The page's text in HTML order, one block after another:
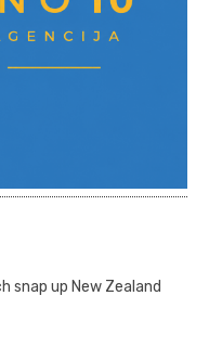
snap up New Zealand